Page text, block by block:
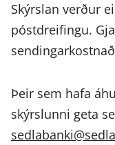
Skýrslan verður
póstdreifingu.
Þeir sem hafa
skýrslunni geta